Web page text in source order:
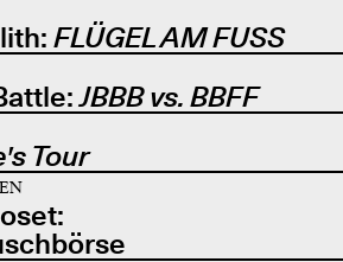
FLÜGEL AM FUSS
JBBB vs. BBFF
Tour